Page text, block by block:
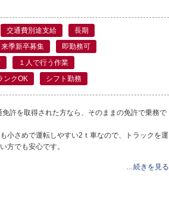
交通費別途支給
長期
来季新卒募集
即勤務可
１人で行う作業
ンクOK シフト勤務
許を取得された方なら、そのままの免許で乗務で
小さめで運転しやすい2ｔ車なので、トラックを運
方でも安心です。
…続きを見る